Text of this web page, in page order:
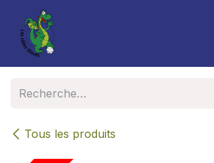
Se rendre au contenu
Tous les produits